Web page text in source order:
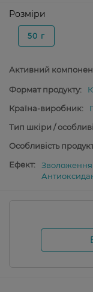
Розміри
50 г
Активний
Формат продукту:
Країна-виробник:
Тип шкіри /
Особливість
Ефект:
Зволоження